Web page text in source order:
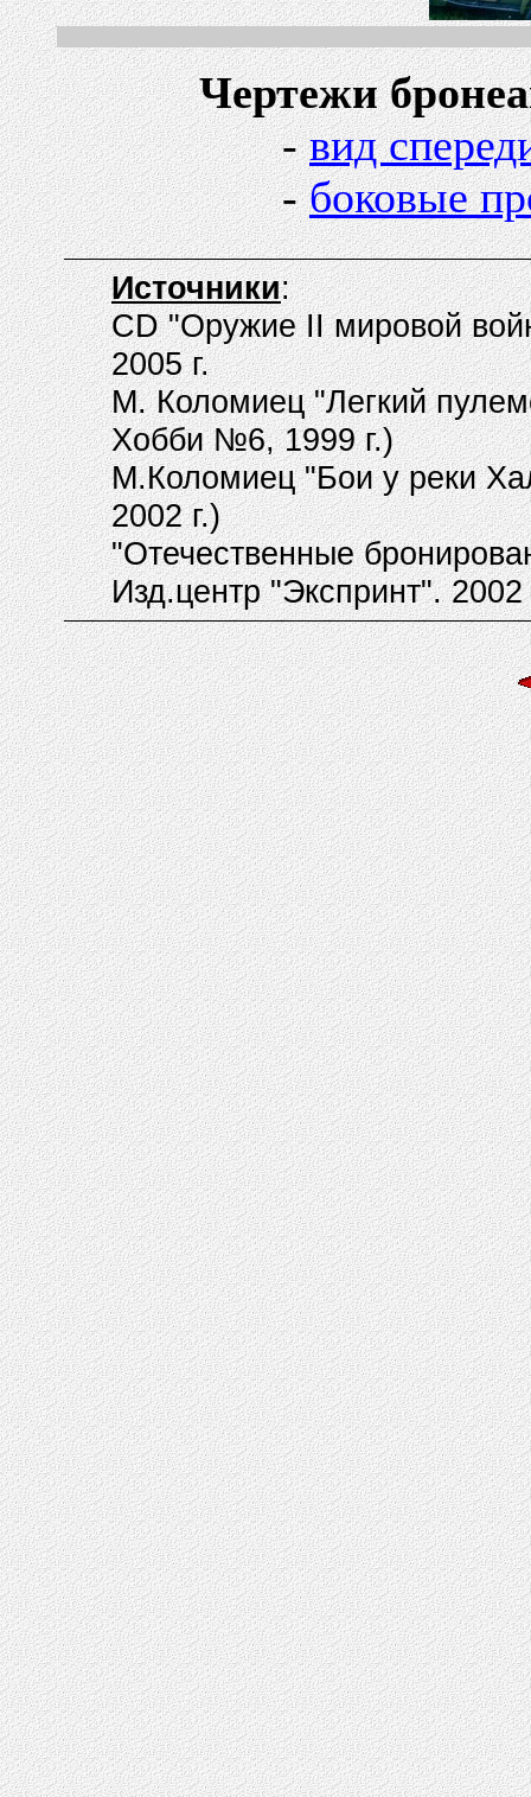
Чертежи
-вид
-боковые
Источники:
CD "Оружие II мировой
2005 г.
М. Коломиец "Легкий
Хобби №6, 1999 г.)
М.Коломиец "Бои у реки
2002 г.)
"Отечественные
Изд.центр "Экспринт". 2002